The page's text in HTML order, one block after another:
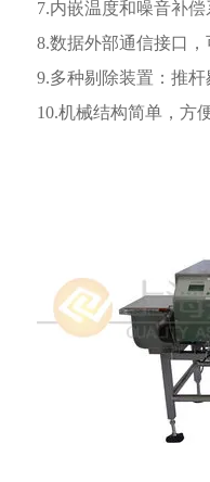
7.内嵌温度和噪音补
8.数据外部通信接口
9.多种剔除装置：推
10.机械结构简单，方